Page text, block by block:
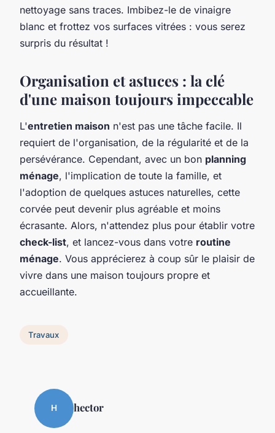
nettoyage sans traces. Imbibez-le de vinaigre
blanc et frottez vos surfaces vitrées : vous serez
surpris du résultat !
Organisation et astuces : la clé
d'une maison toujours impeccable
L'entretien maison n'est pas une tâche facile. Il
requiert de l'organisation, de la régularité et de la
persévérance. Cependant, avec un bon planning
ménage, l'implication de toute la famille, et
l'adoption de quelques astuces naturelles, cette
corvée peut devenir plus agréable et moins
écrasante. Alors, n'attendez plus pour établir votre
check-list, et lancez-vous dans votre routine
ménage. Vous apprécierez à coup sûr le plaisir de
vivre dans une maison toujours propre et
accueillante.
Travaux
H hector